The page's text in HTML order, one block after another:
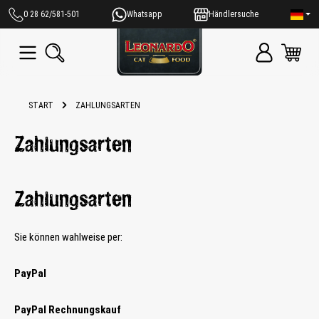
springen
0 28 62/581-501 Whatsapp Händlersuche
START ZAHLUNGSARTEN
Zahlungsarten
Zahlungsarten
Sie können wahlweise per:
PayPal
PayPal Rechnungskauf